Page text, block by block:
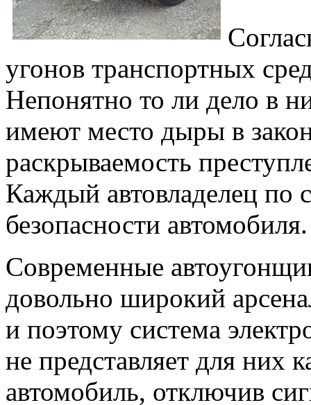
угонов транспортных
Непонятно то ли дело в
имеют место дыры в
раскрываемость
Каждый автовладелец по
безопасности автомобиля.
Современные
довольно широкий
и поэтому система
не представляет для них
автомобиль, отключив